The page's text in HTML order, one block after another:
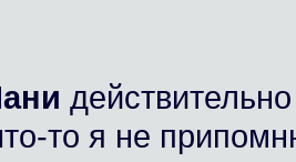
то я не